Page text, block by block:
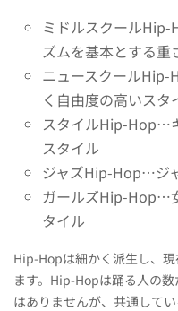
ミドルスクール
ズムを基本とする重
ニュースクール
く自由度の高いスタ
スタイルHip-Hop…
スタイル
ジャズHip-Hop…ジ
ガールズHip-Hop…
タイル
Hip-Hopは細かく派生し、
ます。Hip-Hopは踊る人の
はありませんが、共通して